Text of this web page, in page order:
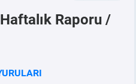
Raporu /